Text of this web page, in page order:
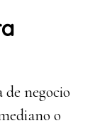
de negocio
o